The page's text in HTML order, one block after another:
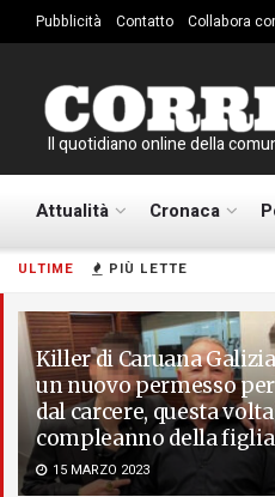
ULTIME PIÙ LETTE
Killer di Caruana
un nuovo permesso
dal carcere, questa
compleanno della figlia
15 MARZO 2023
Pubblicità Contatto Collabora
Il quotidiano online della
Attualità Cronaca